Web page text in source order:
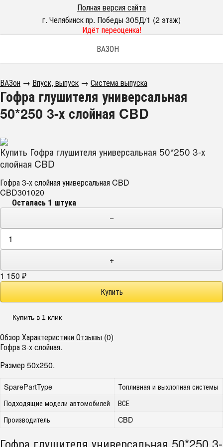
Полная версия сайта
г. Челябинск пр. Победы 305Д/1 (2 этаж)
Идёт переоценка!
ВАЗОН
ВАЗон → Впуск, выпуск → Система выпуска
Гофра глушителя универсальная
50*250 3-х слойная CBD
Купить Гофра глушителя универсальная 50*250 3-х
слойная CBD
Гофра 3-х слойная универсальная CBD
CBD301020
Осталась 1 штука
−
+
1 150 ₽
Купить в 1 клик
ОбзорХарактеристикиОтзывы (0)
Гофра 3-х слойная.
Размер 50х250.
SparePartType
Топливная и выхлопная системы
Подходящие модели автомобилей
ВСЕ
Производитель
CBD
Гофра глушителя универсальная 50*250 3-